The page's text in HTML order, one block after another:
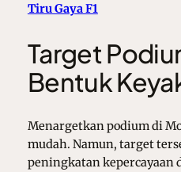
Tiru Gaya F1
Target
Bentuk
Menargetkan podium di
mudah. Namun, target
peningkatan